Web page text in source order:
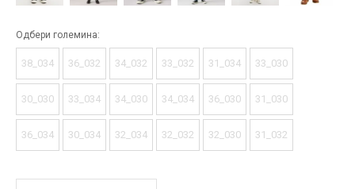
Одбери големина:
38_034 36_032 34_032 33_032 31_034 33_030
30_030 33_034 34_030 34_034 36_030 31_030
36_034 30_034 32_034 32_032 32_030 31_032